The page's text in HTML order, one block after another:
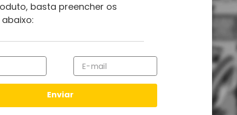
basta preencher os
Enviar